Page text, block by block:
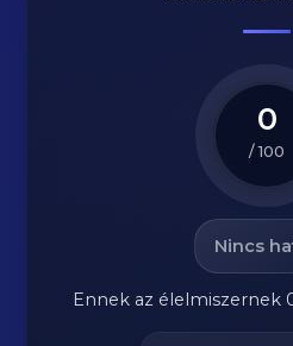
0
/ 100
Nincs
Ennek az élelmiszernek